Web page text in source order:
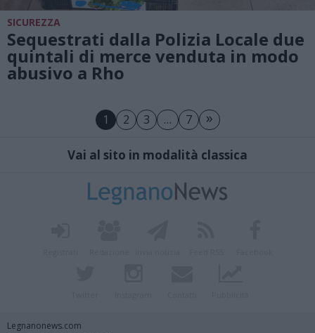
SICUREZZA
Sequestrati dalla Polizia Locale due
quintali di merce venduta in modo
abusivo a Rho
1 2 3 … 7 »
Vai al sito in modalità classica
Legnanonews.com